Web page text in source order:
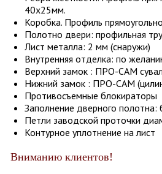
40х25мм.
Коробка. Профиль
Полотно двери: профильная
Лист металла: 2 мм (снаружи)
Внутренняя отделка: по
Верхний замок : ПРО-САМ
Нижний замок : ПРО-САМ
Противосъемные блокираторы
Заполнение дверного полотна:
Петли заводской проточки
Контурное уплотнение на лист
Вниманию клиентов!